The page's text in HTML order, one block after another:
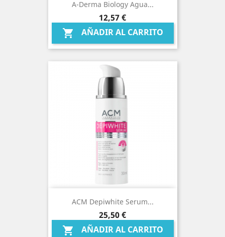
A-Derma Biology Agua...
Precio
12,57 €
 AÑADIR AL CARRITO
ACM Depiwhite Serum...
Precio
25,50 €
 AÑADIR AL CARRITO